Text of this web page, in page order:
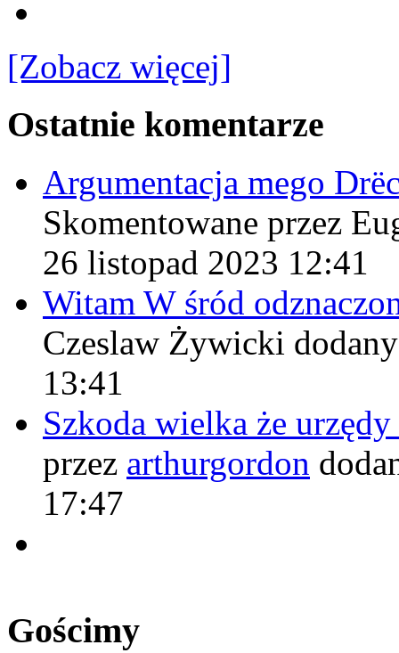
[Zobacz więcej]
Ostatnie komentarze
Argumentacja mego
Skomentowane przez
26 listopad 2023 12:41
Witam W śród
Czeslaw Żywicki
13:41
Szkoda wielka że
przez arthurgordon
17:47
Gościmy